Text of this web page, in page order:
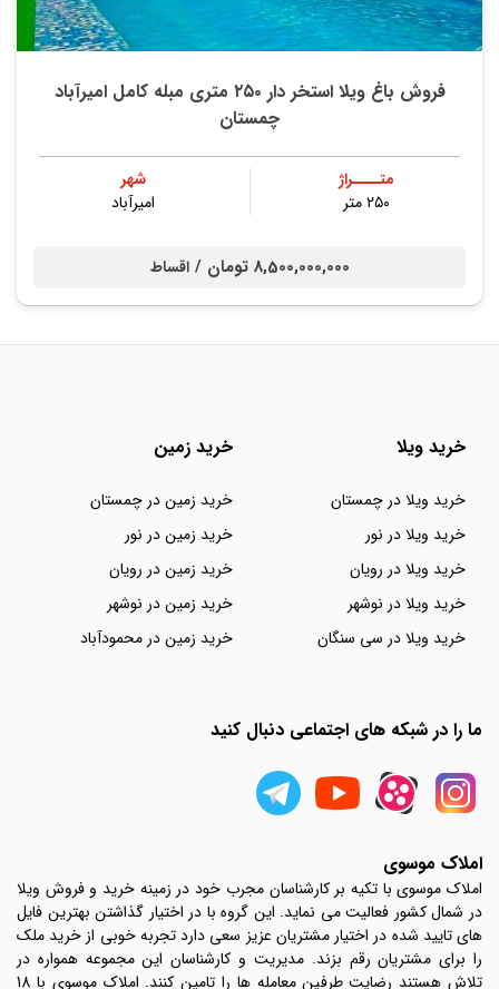
فروش باغ ویلا استخر دار ۲۵۰ متری مبله کامل امیرآباد
چمستان
متــــراژ
۲۵۰ متر
شهر
امیرآباد
8,500,000,000 تومان / اقساط
خرید ویلا
خرید ویلا در چمستان
خرید ویلا در نور
خرید ویلا در رویان
خرید ویلا در نوشهر
خرید ویلا در سی سنگان
خرید زمین
خرید زمین در چمستان
خرید زمین در نور
خرید زمین در رویان
خرید زمین در نوشهر
خرید زمین در محمودآباد
ما را در شبکه های اجتماعی دنبال کنید
املاک موسوی
املاک موسوی با تکیه بر کارشناسان مجرب خود در زمینه خرید و فروش ویلا
در شمال کشور فعالیت می نماید. این گروه با در اختیار گذاشتن بهترین فایل
های تایید شده در اختیار مشتریان عزیز سعی دارد تجربه خوبی از خرید ملک
را برای مشتریان رقم بزند. مدیریت و کارشناسان این مجموعه همواره در
تلاش هستند رضایت طرفین معامله ها را تامین کنند. املاک موسوی با 18